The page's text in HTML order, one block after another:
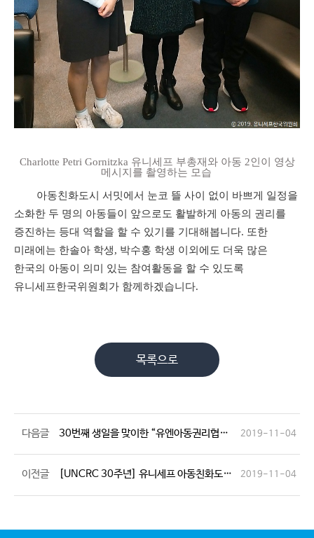
Charlotte Petri Gornitzka 유니세프 부총재와 아동 2인이 영상
메시지를 촬영하는 모습
아동친화도시 서밋에서 눈코 뜰 사이 없이 바쁘게 일정을
소화한 두 명의 아동들이 앞으로도 활발하게 아동의 권리를
증진하는 등대 역할을 할 수 있기를 기대해봅니다. 또한
미래에는 한솔아 학생, 박수홍 학생 이외에도 더욱 많은
한국의 아동이 의미 있는 참여활동을 할 수 있도록
유니세프한국위원회가 함께하겠습니다.
목록으로
다음글 30번째 생일을 맞이한 “유엔아동권리협약” 과거와 현재를 돌아보고 미래를 그리다 2019-11-04
이전글 [UNCRC 30주년] 유니세프 아동친화도시 서밋 성황리에 마치다! 2019-11-04